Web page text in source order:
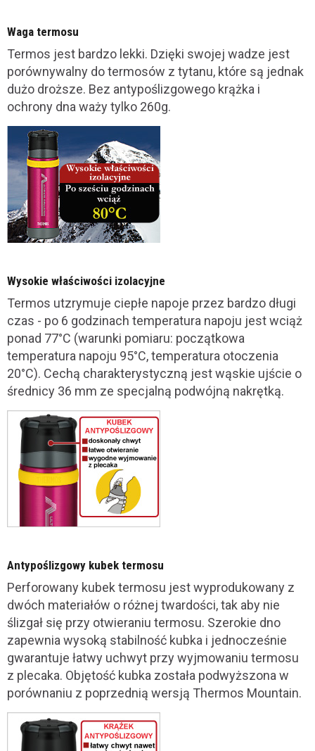
Waga termosu
Termos jest bardzo lekki. Dzięki swojej wadze jest
porównywalny do termosów z tytanu, które są jednak
dużo droższe. Bez antypoślizgowego krążka i
ochrony dna waży tylko 260g.
Wysokie właściwości izolacyjne
Termos utzrymuje ciepłe napoje przez bardzo długi
czas - po 6 godzinach temperatura napoju jest wciąż
ponad 77°C (warunki pomiaru: początkowa
temperatura napoju 95°C, temperatura otoczenia
20°C). Cechą charakterystyczną jest wąskie ujście o
średnicy 36 mm ze specjalną podwójną nakrętką.
Antypoślizgowy kubek termosu
Perforowany kubek termosu jest wyprodukowany z
dwóch materiałów o różnej twardości, tak aby nie
ślizgał się przy otwieraniu termosu. Szerokie dno
zapewnia wysoką stabilność kubka i jednocześnie
gwarantuje łatwy uchwyt przy wyjmowaniu termosu
z plecaka. Objętość kubka została podwyższona w
porównaniu z poprzednią wersją Thermos Mountain.